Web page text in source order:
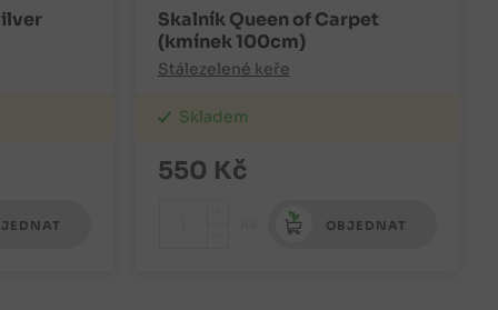
Skalník Queen of Carpet
(kmínek 100cm)
Stálezelené keře
Skladem
550 Kč
OBJEDNAT